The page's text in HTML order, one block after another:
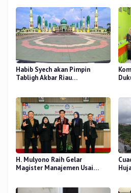
Habib Syech akan Pimpin
Tabligh Akbar Riau
H. Mulyono Raih Gelar
Magister Manajemen Usai